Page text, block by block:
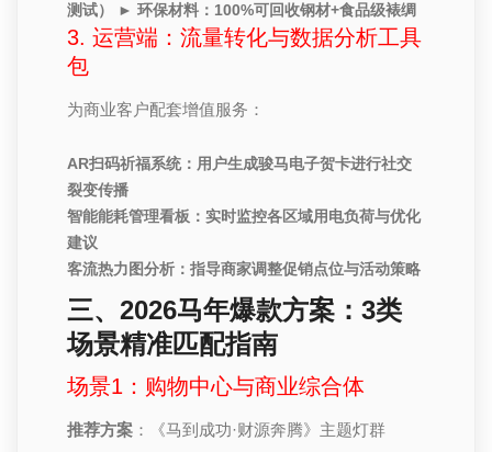
测试） ► 环保材料：100%可回收钢材+食品级裱绸
3. 运营端：流量转化与数据分析工具
包
为商业客户配套增值服务：
AR扫码祈福系统：用户生成骏马电子贺卡进行社交
裂变传播
智能能耗管理看板 ：实时监控各区域用电负荷与优化
建议
客流热力图分析 ：指导商家调整促销点位与活动策略
三、2026马年爆款方案：3类
场景精准匹配指南
场景1：购物中心与商业综合体
推荐方案 ：《马到成功·财源奔腾》主题灯群